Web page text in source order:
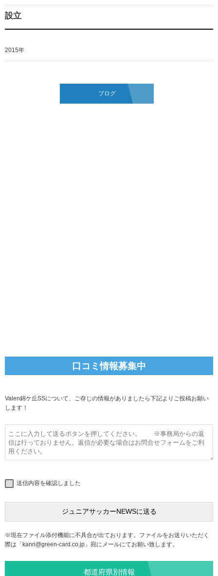
設立
2015年
ブログ
口コミ情報募集中
Valen錦ケ丘SSについて、ご存じの情報がありましたら下記よりご投稿お願い
します！
送信内容を確認しました
※現在ファイル添付機能に不具合が出ております。ファイルをお送りいただく
際は「 kanri@green-card.co.jp 」宛にメールにてお願い致します。
都道府県別情報